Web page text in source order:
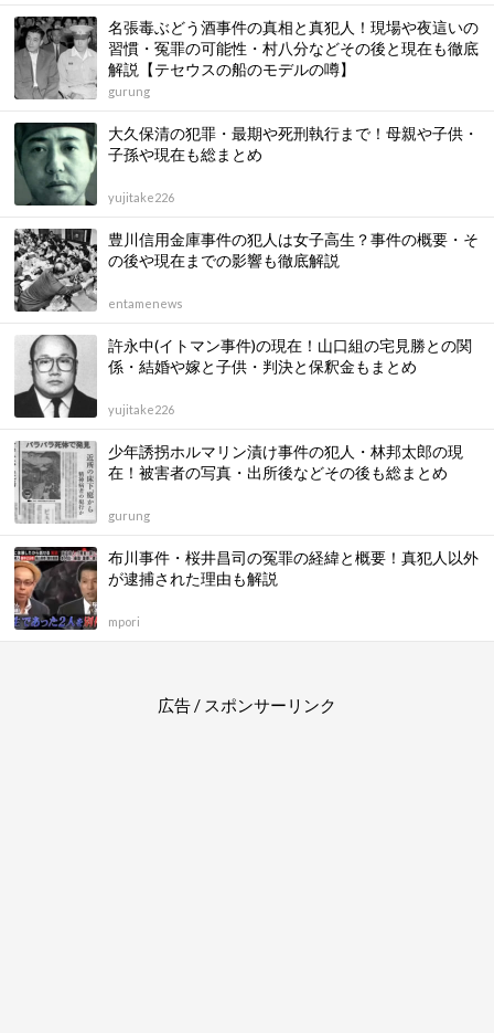
名張毒ぶどう酒事件の真相と真犯人！現場や夜這いの
習慣・冤罪の可能性・村八分などその後と現在も徹底
解説【テセウスの船のモデルの噂】
gurung
大久保清の犯罪・最期や死刑執行まで！母親や子供・
子孫や現在も総まとめ
yujitake226
豊川信用金庫事件の犯人は女子高生？事件の概要・そ
の後や現在までの影響も徹底解説
entamenews
許永中(イトマン事件)の現在！山口組の宅見勝との関
係・結婚や嫁と子供・判決と保釈金もまとめ
yujitake226
少年誘拐ホルマリン漬け事件の犯人・林邦太郎の現
在！被害者の写真・出所後などその後も総まとめ
gurung
布川事件・桜井昌司の冤罪の経緯と概要！真犯人以外
が逮捕された理由も解説
mpori
広告 / スポンサーリンク